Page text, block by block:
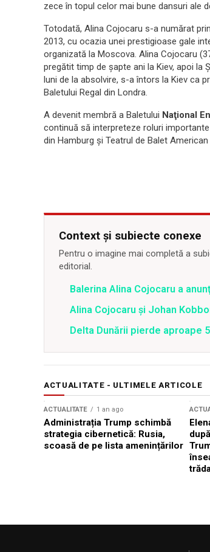
zece în topul celor mai bune dansuri ale
Totodată, Alina Cojocaru s-a numărat
2013, cu ocazia unei prestigioase gale
organizată la Moscova. Alina Cojocaru
pregătit timp de şapte ani la Kiev, apoi la
luni de la absolvire, s-a întors la Kiev ca
Baletului Regal din Londra.
A devenit membră a Baletului Naţional
continuă să interpreteze roluri
din Hamburg şi Teatrul de Balet American
Context și subiecte conexe
Pentru o imagine mai completă a
editorial.
Balerina Alina Cojocaru a
Alina Cojocaru şi Johan
Delta Dunării pierde aproape
ACTUALITATE - ULTIMELE ARTICOLE
ACTUALITATE 1 an ago
Administrația Trump schimbă
strategia cibernetică: Rusia,
scoasă de pe lista amenințărilor